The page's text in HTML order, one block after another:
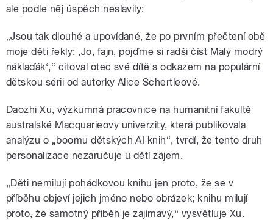
ale podle něj úspěch neslavily:
„Jsou tak dlouhé a upovídané, že po prvním přečtení obě
moje děti řekly: ‚Jo, fajn, pojďme si radši číst Malý modrý
náklaďák‘,“ citoval otec své dítě s odkazem na populární
dětskou sérii od autorky Alice Schertleové.
Daozhi Xu, výzkumná pracovnice na humanitní fakultě
australské Macquarieovy univerzity, která publikovala
analýzu o „boomu dětských AI knih“, tvrdí, že tento druh
personalizace nezaručuje u dětí zájem.
„Děti nemilují pohádkovou knihu jen proto, že se v
příběhu objeví jejich jméno nebo obrázek; knihu milují
proto, že samotný příběh je zajímavý,“ vysvětluje Xu.